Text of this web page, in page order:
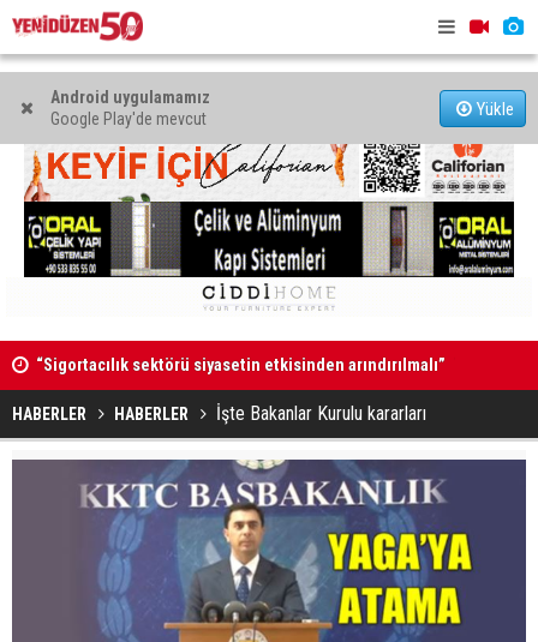
Android uygulamamız
Google Play'de mevcut
Yükle
“Sigortacılık sektörü siyasetin etkisinden arındırılmalı”
Tuncel Felek, Taşkınköy muhtarlığına aday
HABERLER HABERLER İşte Bakanlar Kurulu kararları